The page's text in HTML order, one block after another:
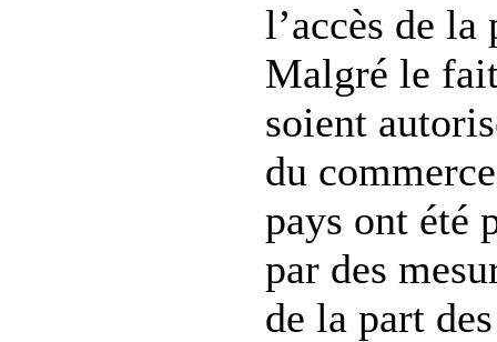
l’accès de la
Malgré le
soient
du
pays ont été
par des
de la part